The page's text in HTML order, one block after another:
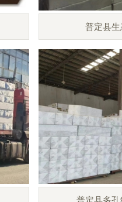
普定县
普定县多